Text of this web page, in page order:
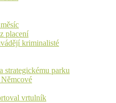
placení
kriminalisté
strategickému parku
vrtulník